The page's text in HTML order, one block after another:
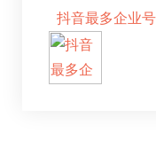
抖音最多企业